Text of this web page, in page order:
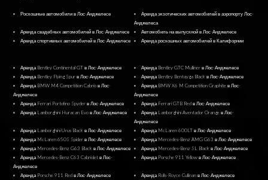
Роскошные автомобили в Лос-Анджелесе
Аренда экзотических автомобилей в аэропорту Лос-
Анджелеса
Аренда свадебных автомобилей в Лос-Анджелесе
Автомобиль на выпускной в Лос-Анджелесе
Аренда спортивных автомобилей в Лос-Анджелесе
Аренда роскошных автомобилей в Калифорнии
Аренда Bentley Continental GT в Лос-Анджелесе
Аренда Bentley GTC Mulliner в Лос-Анджелесе
Аренда Bentley Flying Spur в Лос-Анджелесе
Аренда Bentley Bentayga Black в Лос-Анджелесе
Аренда BMW M4 Competition Cabrio в Лос-
Анджелесе
Аренда BMW X6 M Competition Graphite в Лос-
Анджелесе
Аренда Ferrari Portofino Spyder в Лос-Анджелесе
Аренда Ferrari GTB Red в Лос-Анджелесе
Аренда Lamborghini Huracan Evo в Лос-Анджелесе
Аренда Lamborghini Aventador Orange в Лос-
Анджелесе
Аренда Lamborghini Urus Black в Лос-Анджелесе
Аренда McLaren 600LT в Лос-Анджелесе
Аренда McLaren 650S Spider в Лос-Анджелесе
Аренда Mercedes-Benz AMG G63 в Лос-Анджелесе
Аренда Mercedes-Benz G63 Black в Лос-Анджелесе
Аренда Mercedes-Benz SL Black в Лос-Анджелесе
Аренда Mercedes-Benz C63 Cabriolet в Лос-
Анджелесе
Аренда Porsche 911 Yellow в Лос-Анджелесе
Аренда Porsche 911 Red в Лос-Анджелесе Аренда Rolls-Royce Cullinan в Лос-Анджелесе